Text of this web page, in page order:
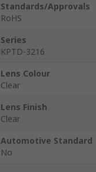
Standards/Approvals
RoHS
Series
KPTD-3216
Lens Colour
Clear
Lens Finish
Clear
Automotive Standard
No